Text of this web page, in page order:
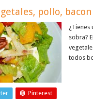
pollo,
¿Tienes
sobra?
todos
Pinterest